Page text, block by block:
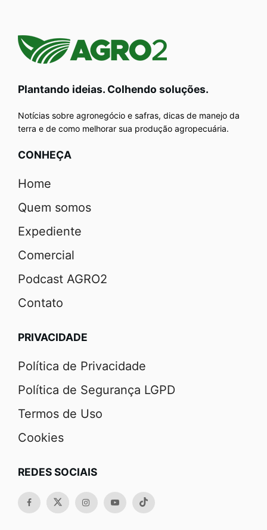
Plantando ideias. Colhendo soluções.
Notícias sobre agronegócio e safras, dicas de manejo da
terra e de como melhorar sua produção agropecuária.
CONHEÇA
Home
Quem somos
Expediente
Comercial
Podcast AGRO2
Contato
PRIVACIDADE
Política de Privacidade
Política de Segurança LGPD
Termos de Uso
Cookies
REDES SOCIAIS